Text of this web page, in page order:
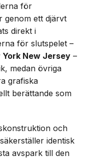
för
genom ett djärvt
direkt i
för slutspelet –
York New Jersey –
medan övriga
grafiska
berättande som
och
identisk
avspark till den